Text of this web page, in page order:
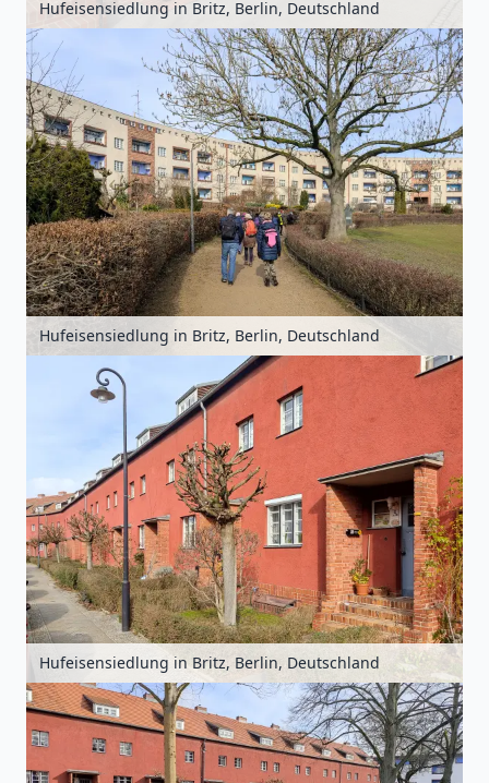
Hufeisensiedlung in Britz, Berlin, Deutschland
Hufeisensiedlung in Britz, Berlin, Deutschland
Hufeisensiedlung in Britz, Berlin, Deutschland